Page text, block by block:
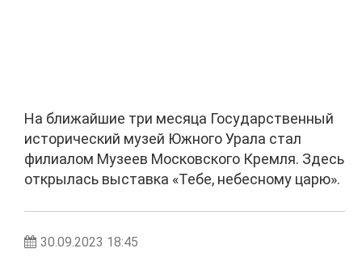
На ближайшие три месяца Государственный
исторический музей Южного Урала стал
филиалом Музеев Московского Кремля. Здесь
открылась выставка «Тебе, небесному царю».
30.09.2023 18:45